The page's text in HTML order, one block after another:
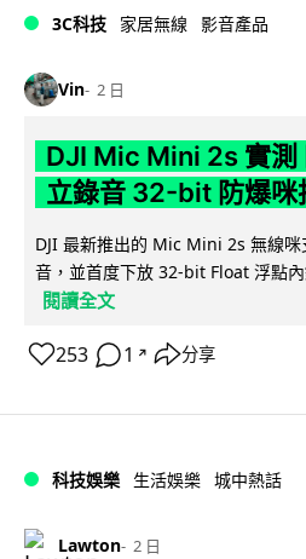
3C科技 家居無線 影音產品
Vin 2 日
DJI Mic Mini 2s 實測
立錄音 32-bit 防爆咪
DJI 最新推出的 Mic Mini 2s 無線
音，並首度下放 32-bit Float 浮點
閱讀全文
253 1 ↗ 分享
科技娛樂 生活娛樂 城中熱話
Lawton 2 日